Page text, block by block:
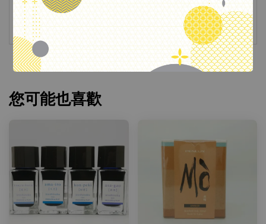
我們建議請用旋蓋式、氣密性高的
鋼筆，切勿長期擺放。
您可能也喜歡